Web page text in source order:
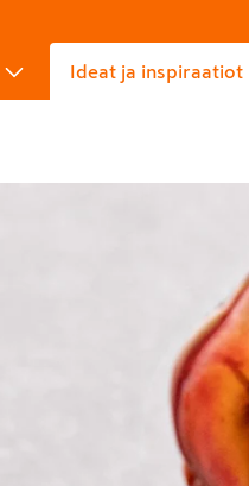
Ideat ja inspiraatiot